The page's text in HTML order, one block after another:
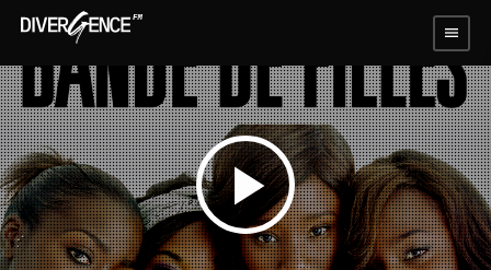
menu
play_arrow